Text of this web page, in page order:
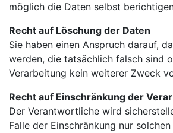
möglich die Daten selbst
Recht auf Löschung der Daten
Sie haben einen Anspruch darauf,
werden, die tatsächlich falsch sind
Verarbeitung kein weiterer Zweck
Recht auf Einschränkung der
Der Verantwortliche wird
Falle der Einschränkung nur